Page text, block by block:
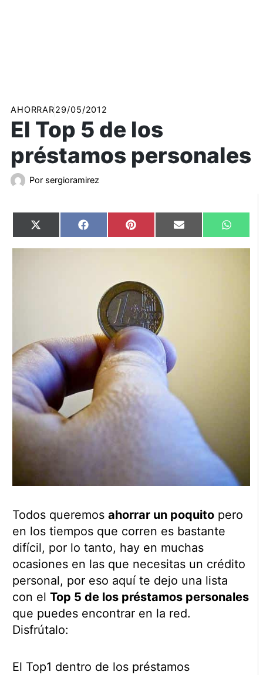
AHORRAR29/05/2012
El Top 5 de los
préstamos personales
Por sergioramirez
Compartir
en
X
(Twitter)
Compartir
en
Facebook Compartir
en
Pinterest Compartir
en
Email
en
Todos queremos ahorrar un poquitopero
en los tiempos que corren es bastante
difícil, por lo tanto, hay en muchas
ocasiones en las que necesitas un crédito
personal, por eso aquí te dejo una lista
con el Top 5 de los préstamos personales
que puedes encontrar en la red.
Disfrútalo:
El Top1 dentro de los préstamos